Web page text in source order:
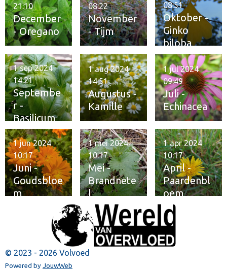
December
- Oregano
21:10
November
- Tijm
08:22
Oktober -
Ginko
biloba
08:51
Septembe
r -
Basilicum
1 sep 2024
14:21
Augustus -
Kamille
1 aug 2024
14:51
Juli -
Echinacea
1 jul 2024
09:49
Juni -
Goudsbloe
m
1 jun 2024
10:17
Mei -
Brandnete
l
1 mei 2024
10:17
April -
Paardenbl
oem
1 apr 2024
10:17
© 2023 - 2026 Volvoed
Powered by JouwWeb